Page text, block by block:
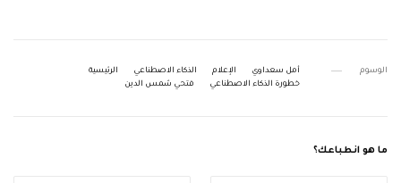
الوسوم أمل سعداوي الإعلام الذكاء الاصطناعي
الرئيسية
خطورة الذكاء الاصطناعي
فتحي شمس الدين
ما هو انطباعك؟